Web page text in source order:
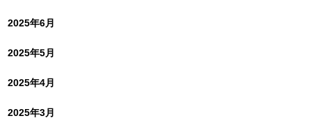
2025年6月
2025年5月
2025年4月
2025年3月